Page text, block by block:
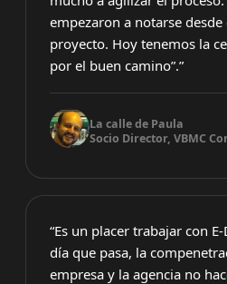
empezaron a notarse
proyecto. Hoy tenemos la
por el buen camino”.”
La calle de Paula
Socio Director, VBMC
“Es un placer trabajar con
día que pasa, la
empresa y la agencia no